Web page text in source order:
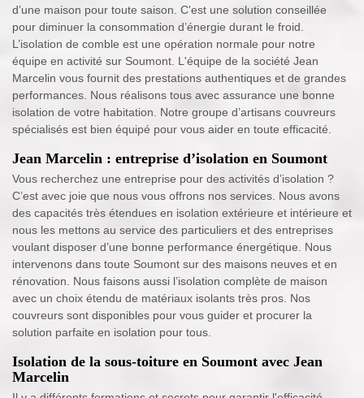
d’une maison pour toute saison. C'est une solution conseillée
pour diminuer la consommation d’énergie durant le froid.
L’isolation de comble est une opération normale pour notre
équipe en activité sur Soumont. L'équipe de la société Jean
Marcelin vous fournit des prestations authentiques et de grandes
performances. Nous réalisons tous avec assurance une bonne
isolation de votre habitation. Notre groupe d’artisans couvreurs
spécialisés est bien équipé pour vous aider en toute efficacité.
Jean Marcelin : entreprise d’isolation en Soumont
Vous recherchez une entreprise pour des activités d’isolation ?
C’est avec joie que nous vous offrons nos services. Nous avons
des capacités très étendues en isolation extérieure et intérieure et
nous les mettons au service des particuliers et des entreprises
voulant disposer d’une bonne performance énergétique. Nous
intervenons dans toute Soumont sur des maisons neuves et en
rénovation. Nous faisons aussi l’isolation complète de maison
avec un choix étendu de matériaux isolants très pros. Nos
couvreurs sont disponibles pour vous guider et procurer la
solution parfaite en isolation pour tous.
Isolation de la sous-toiture en Soumont avec Jean
Marcelin